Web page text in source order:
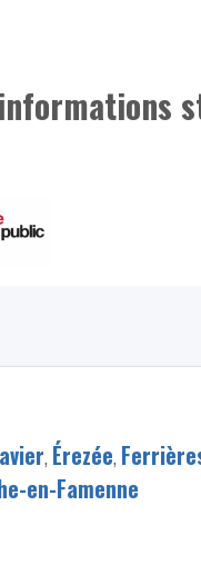
, Érezée,
en-Famenne